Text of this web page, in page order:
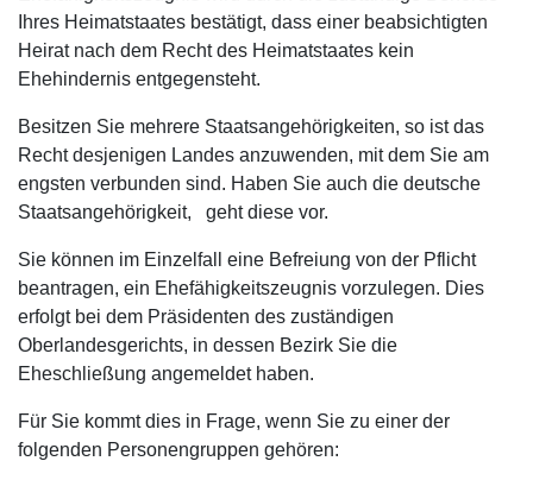
Ihres Heimatstaates bestätigt, dass einer beabsichtigten
Heirat nach dem Recht des Heimatstaates kein
Ehehindernis entgegensteht.
Besitzen Sie mehrere Staatsangehörigkeiten, so ist das
Recht desjenigen Landes anzuwenden, mit dem Sie am
engsten verbunden sind. Haben Sie auch die deutsche
Staatsangehörigkeit, geht diese vor.
Sie können im Einzelfall eine Befreiung von der Pflicht
beantragen, ein Ehefähigkeitszeugnis vorzulegen. Dies
erfolgt bei dem Präsidenten des zuständigen
Oberlandesgerichts, in dessen Bezirk Sie die
Eheschließung angemeldet haben.
Für Sie kommt dies in Frage, wenn Sie zu einer der
folgenden Personengruppen gehören: